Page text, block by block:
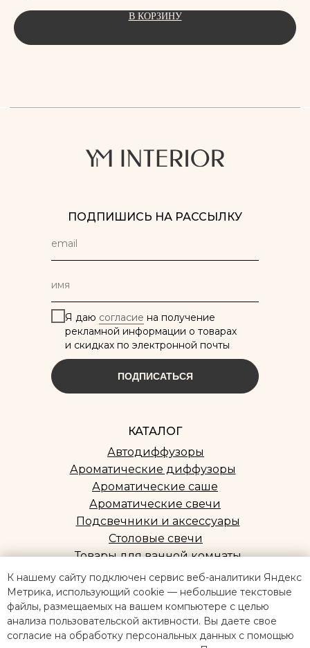
В КОРЗИНУ
КАТАЛОГ
Ароматические диффузоры
ПОДПИШИСЬ НА РАССЫЛКУ
Ароматические свечи
Столовые свечи
Ароматические саше
Автодиффузоры
Подсвечники и аксессуары
Товары для ванной комнаты
Конфиденциальность
Контакты
Оплата и доставка
ПОКУПАТЕЛЯМ
Я даю согласие на получение
рекламной информации о товарах
и скидках по электронной почты
ПОДПИСАТЬСЯ
К нашему сайту подключен сервис веб-аналитики Яндекс
Метрика, использующий cookie — небольшие текстовые
файлы, размещаемых на вашем компьютере с целью
анализа пользовательской активности. Вы даете свое
согласие на обработку персональных данных с помощью